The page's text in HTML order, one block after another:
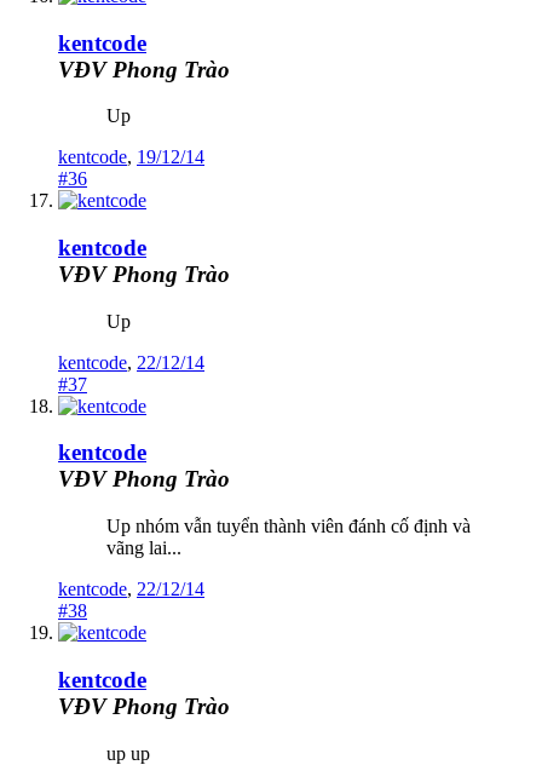
kentcode
VĐV Phong Trào
Up
kentcode, 19/12/14
#36
kentcode
VĐV Phong Trào
Up
kentcode, 22/12/14
#37
kentcode
VĐV Phong Trào
Up nhóm vẫn tuyển thành viên đánh cố định và
vãng lai...
kentcode, 22/12/14
#38
kentcode
VĐV Phong Trào
up up